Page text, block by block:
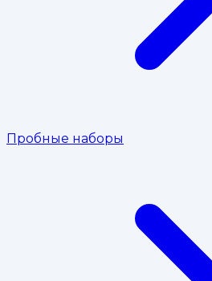
Пробные наборы